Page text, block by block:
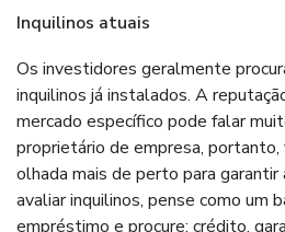
Inquilinos atuais
Os investidores geralmente
inquilinos já instalados. A
mercado específico pode falar
proprietário de empresa, portanto,
olhada mais de perto para garantir
avaliar inquilinos, pense como um
empréstimo e procure: crédito,